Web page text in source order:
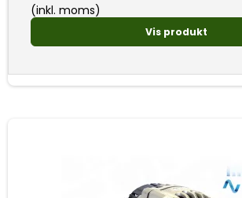
(inkl. moms)
Vis produkt